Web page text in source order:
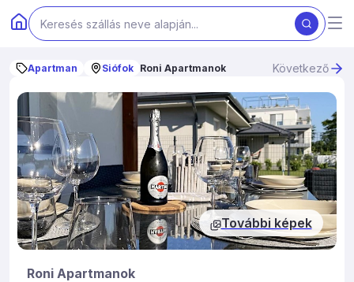
Apartman Siófok Roni Apartmanok Következő
További képek
Roni Apartmanok